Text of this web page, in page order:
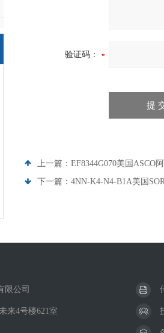
验证码：
上一篇： EF8344G070美国ASCO
下一篇： 4NN-K4-N4-B1A美国
限公司
来4号楼621室